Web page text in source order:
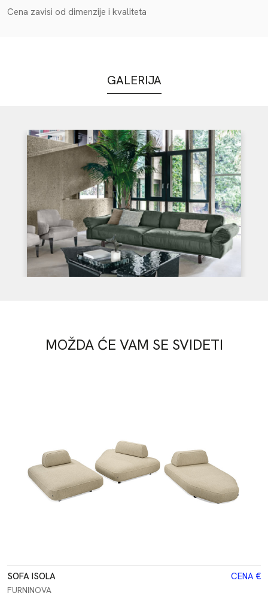
Cena zavisi od dimenzije i kvaliteta
Email*:
Telefon*:
Poruka*
GALERIJA
MOŽDA ĆE VAM SE SVIDETI
SOFA ISOLA
FURNINOVA
CENA €